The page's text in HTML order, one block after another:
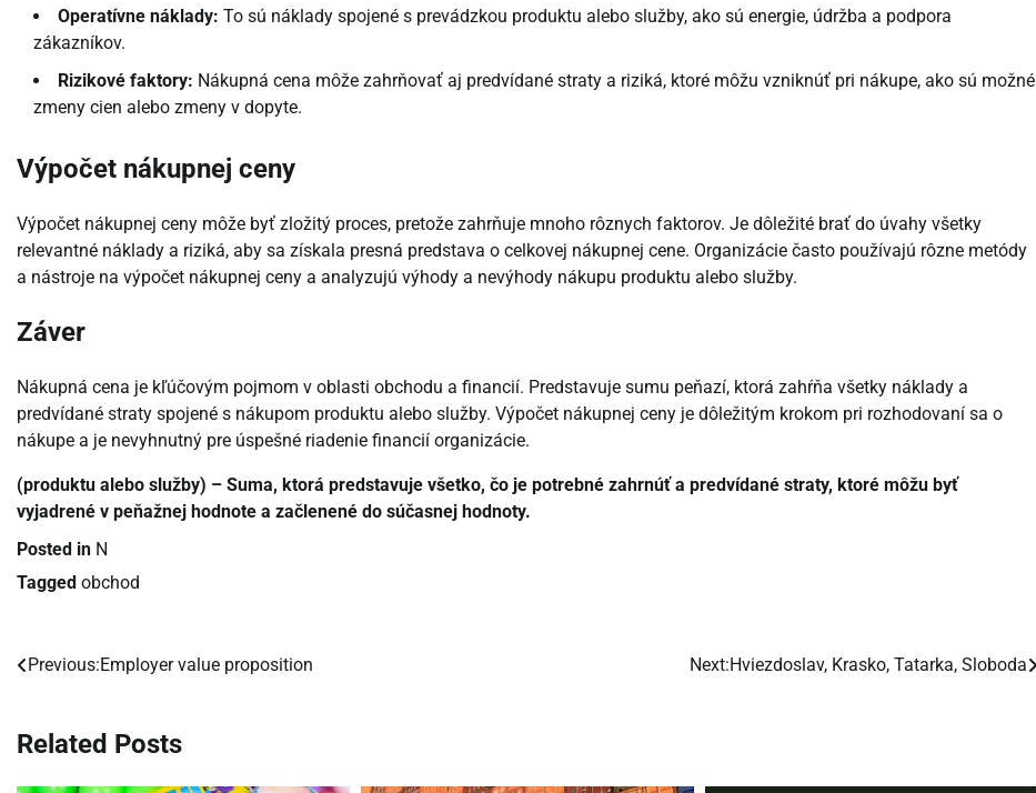
Operatívne náklady: To sú náklady spojené s prevádzkou produktu alebo služby, ako sú energie, údržba a podpora
zákazníkov.
Rizikové faktory: Nákupná cena môže zahrňovať aj predvídané straty a riziká, ktoré môžu vzniknúť pri nákupe, ako sú možné
zmeny cien alebo zmeny v dopyte.
Výpočet nákupnej ceny
Výpočet nákupnej ceny môže byť zložitý proces, pretože zahrňuje mnoho rôznych faktorov. Je dôležité brať do úvahy všetky
relevantné náklady a riziká, aby sa získala presná predstava o celkovej nákupnej cene. Organizácie často používajú rôzne metódy
a nástroje na výpočet nákupnej ceny a analyzujú výhody a nevýhody nákupu produktu alebo služby.
Záver
Nákupná cena je kľúčovým pojmom v oblasti obchodu a financií. Predstavuje sumu peňazí, ktorá zahŕňa všetky náklady a
predvídané straty spojené s nákupom produktu alebo služby. Výpočet nákupnej ceny je dôležitým krokom pri rozhodovaní sa o
nákupe a je nevyhnutný pre úspešné riadenie financií organizácie.
(produktu alebo služby) – Suma, ktorá predstavuje všetko, čo je potrebné zahrnúť a predvídané straty, ktoré môžu byť
vyjadrené v peňažnej hodnote a začlenené do súčasnej hodnoty.
Posted in N
Tagged obchod
Navigácia
článku
Previous:Employer value proposition Next:Hviezdoslav, Krasko, Tatarka, Sloboda
Related Posts